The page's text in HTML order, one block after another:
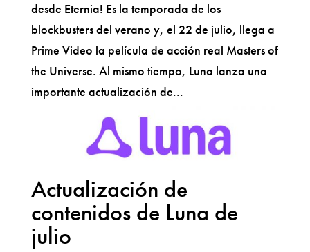
desde Eternia! Es la temporada de los
blockbusters del verano y, el 22 de julio, llega a
Prime Video la película de acción real Masters of
the Universe. Al mismo tiempo, Luna lanza una
importante actualización de...
Actualización de
contenidos de Luna de
julio